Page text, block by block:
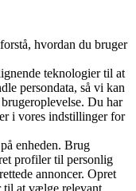
hvordan du bruger
teknologier til at
persondata, så vi kan
Du har
i vores indstillinger for
enheden. Brug
profiler til personlig
annoncer. Opret
at vælge relevant